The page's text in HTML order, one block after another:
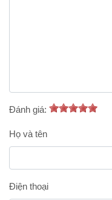
Đánh giá:
Họ và tên
Điện thoại